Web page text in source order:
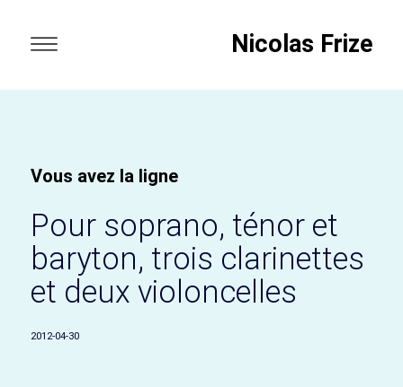
Nicolas Frize
Vous avez la ligne
Pour soprano, ténor et
baryton, trois clarinettes
et deux violoncelles
2012-04-30